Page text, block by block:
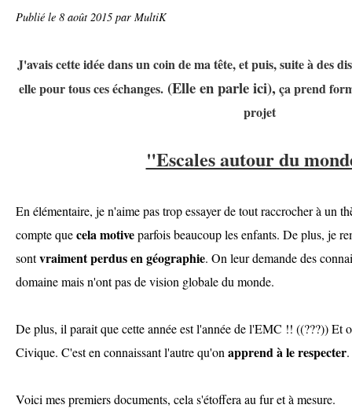
Publié le 8 août 2015 par MultiK
J'avais cette idée dans un coin de ma tête, et puis, suite à des
elle pour tous ces échanges. (Elle en parle ici), ça prend
projet
"Escales autour du
En élémentaire, je n'aime pas trop essayer de tout raccrocher à un
compte quecela motiveparfois beaucoup les enfants. De plus, je
sontvraiment perdus en géographie. On leur demande des
domaine mais n'ont pas de vision globale du monde.
De plus, il parait que cette année est l'année de l'EMC !! ((???)) Et
Civique. C'est en connaissant l'autre qu'on apprend à le respecter.
Voici mes premiers documents, cela s'étoffera au fur et à mesure.